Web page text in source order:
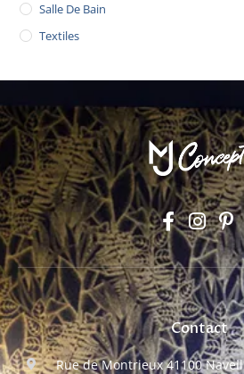
Salle De Bain
Textiles
Contact
Rue de Montrieux 41100 Naveil